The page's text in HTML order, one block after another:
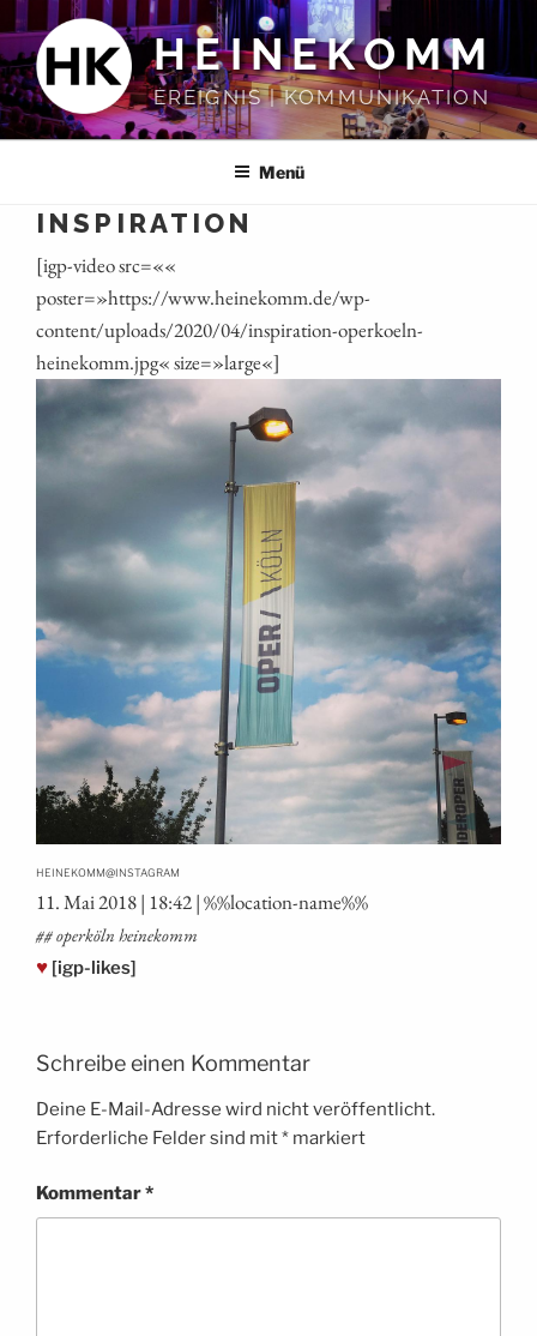
Inhalt
springen
HEINEKOMM
EREIGNIS | KOMMUNIKATION
Menü
INSPIRATION
[igp-video src=««
poster=»https://www.heinekomm.de/wp-
content/uploads/2020/04/inspiration-operkoeln-
heinekomm.jpg« size=»large«]
HEINEKOMM@INSTAGRAM
11. Mai 2018 | 18:42 | %%loca­ti­on-name%%
## operköln heinekomm
♥ [igp-likes]
Schreibe einen Kommentar
Deine E-Mail-Adresse wird nicht veröffentlicht.
Erforderliche Felder sind mit* markiert
Kommentar*